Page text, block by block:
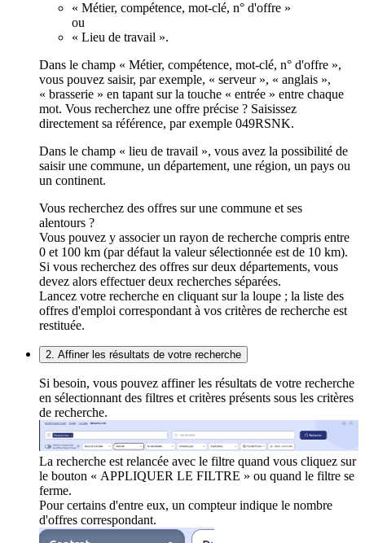
« Métier, compétence, mot-clé, n° d'offre »
ou
« Lieu de travail ».
Dans le champ « Métier, compétence, mot-clé, n° d'offre »,
vous pouvez saisir, par exemple, « serveur », « anglais »,
« brasserie » en tapant sur la touche « entrée » entre chaque
mot. Vous recherchez une offre précise ? Saisissez
directement sa référence, par exemple 049RSNK.
Dans le champ « lieu de travail », vous avez la possibilité de
saisir une commune, un département, une région, un pays ou
un continent.
Vous recherchez des offres sur une commune et ses
alentours ?
Vous pouvez y associer un rayon de recherche compris entre
0 et 100 km (par défaut la valeur sélectionnée est de 10 km).
Si vous recherchez des offres sur deux départements, vous
devez alors effectuer deux recherches séparées.
Lancez votre recherche en cliquant sur la loupe ; la liste des
offres d'emploi correspondant à vos critères de recherche est
restituée.
2. Affiner les résultats de votre recherche
Si besoin, vous pouvez affiner les résultats de votre recherche
en sélectionnant des filtres et critères présents sous les critères
de recherche.
La recherche est relancée avec le filtre quand vous cliquez sur
le bouton « APPLIQUER LE FILTRE » ou quand le filtre se
ferme.
Pour certains d'entre eux, un compteur indique le nombre
d'offres correspondant.